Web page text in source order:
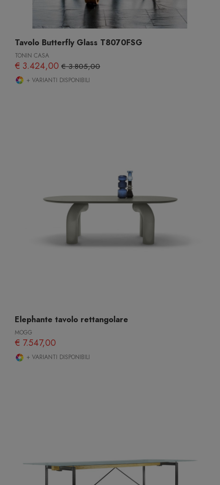
Tavolo Butterfly Glass T8070FSG
TONIN CASA
€ 3.424,00 € 3.805,00
+ VARIANTI DISPONIBILI
Elephante tavolo rettangolare
MOGG
€ 7.547,00
+ VARIANTI DISPONIBILI